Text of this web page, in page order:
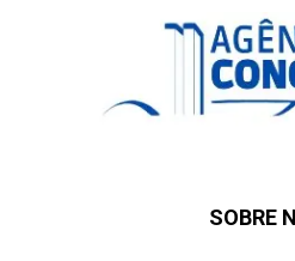
SOBRE